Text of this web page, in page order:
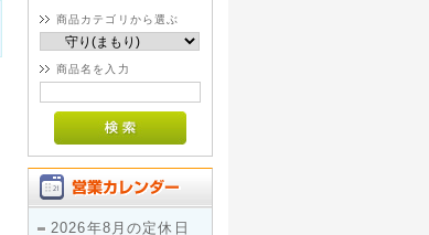
商品カテゴリから選ぶ
商品名を入力
2026年8月の定休日